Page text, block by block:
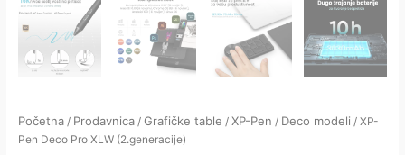
Početna / Prodavnica /Grafičke table /XP-Pen / Deco modeli / XP-
Pen Deco Pro XLW (2.generacije)